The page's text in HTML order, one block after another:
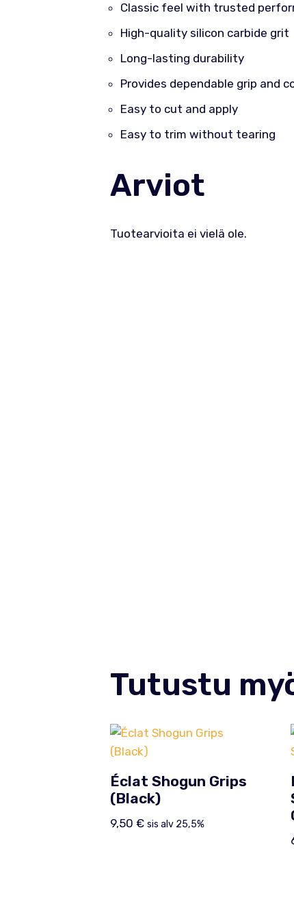
Classic feel with trusted
High-quality silicon carbide grit
Long-lasting durability
Provides dependable grip and
Easy to cut and apply
Easy to trim without tearing
Arviot
Tuotearvioita ei vielä ole.
Tutustu
Éclat Shogun Grips
(Black)
9,50 € sis alv 25,5%